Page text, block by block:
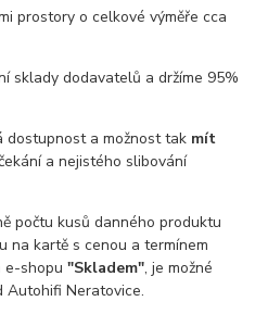
prostory o celkové výměře cca
sklady dodavatelů a držíme 95%
dostupnost a možnost tak mít
a nejistého slibování
počtu kusů danného produktu
na kartě s cenou a termínem
e-shopu"Skladem", je možné
Autohifi Neratovice.